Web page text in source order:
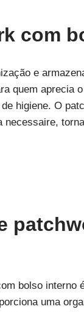
com
e
quem aprecia
higiene. O
bolso interno
uma